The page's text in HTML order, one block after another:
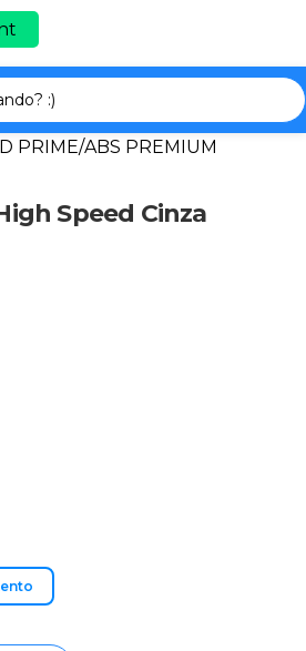
PRIME/ABS PREMIUM
Speed Cinza